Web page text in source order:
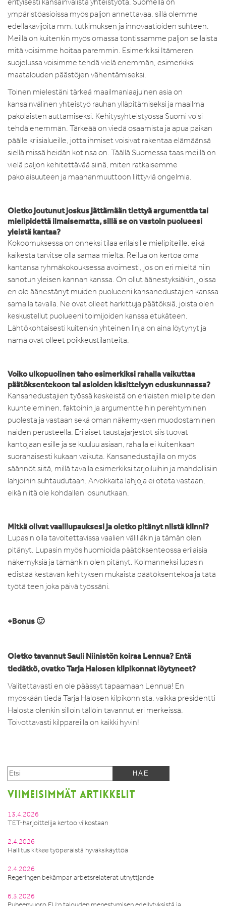
ympäristöasioissa myös paljon annettavaa, sillä olemme
edelläkävijöitä mm. tutkimuksen ja innovaatioiden suhteen.
Meillä on kuitenkin myös omassa tontissamme paljon sellaista
mitä voisimme hoitaa paremmin. Esimerkiksi Itämeren
suojelussa voisimme tehdä vielä enemmän, esimerkiksi
maatalouden päästöjen vähentämiseksi.
Toinen mielestäni tärkeä maailmanlaajuinen asia on
kansainvälinen yhteistyö rauhan ylläpitämiseksi ja maailma
pakolaisten auttamiseksi. Kehitysyhteistyössä Suomi voisi
tehdä enemmän. Tärkeää on viedä osaamista ja apua paikan
päälle kriisialueille, jotta ihmiset voisivat rakentaa elämäänsä
siellä missä heidän kotinsa on. Täällä Suomessa taas meillä on
vielä paljon kehitettävää siinä, miten ratkaisemme
pakolaisuuteen ja maahanmuuttoon liittyviä ongelmia.
Oletko joutunut joskus jättämään tiettyä argumenttia tai
mielipidettä ilmaisematta, sillä se on vastoin puolueesi
yleistä kantaa?
Kokoomuksessa on onneksi tilaa erilaisille mielipiteille, eikä
kaikesta tarvitse olla samaa mieltä. Reilua on kertoa oma
kantansa ryhmäkokouksessa avoimesti, jos on eri mieltä niin
sanotun yleisen kannan kanssa. On ollut äänestyksiäkin, joissa
en ole äänestänyt muiden puolueeni kansanedustajien kanssa
samalla tavalla. Ne ovat olleet harkittuja päätöksiä, joista olen
keskustellut puolueeni toimijoiden kanssa etukäteen.
Lähtökohtaisesti kuitenkin yhteinen linja on aina löytynyt ja
nämä ovat olleet poikkeustilanteita.
Voiko ulkopuolinen taho esimerkiksi rahalla vaikuttaa
päätöksentekoon tai asioiden käsittelyyn eduskunnassa?
Kansanedustajien työssä keskeistä on erilaisten mielipiteiden
kuunteleminen, faktoihin ja argumentteihin perehtyminen
puolesta ja vastaan sekä oman näkemyksen muodostaminen
näiden perusteella. Erilaiset taustajärjestöt siis tuovat
kantojaan esille ja se kuuluu asiaan, rahalla ei kuitenkaan
suoranaisesti kukaan vaikuta. Kansanedustajilla on myös
säännöt siitä, millä tavalla esimerkiksi tarjoiluihin ja mahdollisiin
lahjoihin suhtaudutaan. Arvokkaita lahjoja ei oteta vastaan,
eikä niitä ole kohdalleni osunutkaan.
Mitkä olivat vaalilupauksesi ja oletko pitänyt niistä kiinni?
Lupasin olla tavoitettavissa vaalien välilläkin ja tämän olen
pitänyt. Lupasin myös huomioida päätöksenteossa erilaisia
näkemyksiä ja tämänkin olen pitänyt. Kolmanneksi lupasin
edistää kestävän kehityksen mukaista päätöksentekoa ja tätä
työtä teen joka päivä työssäni.
+Bonus 🙂
Oletko tavannut Sauli Niinistön koiraa Lennua? Entä
tiedätkö, ovatko Tarja Halosen kilpikonnat löytyneet?
Valitettavasti en ole päässyt tapaamaan Lennua! En
myöskään tiedä Tarja Halosen kilpikonnista, vaikka presidentti
Halosta olenkin silloin tällöin tavannut eri merkeissä.
Toivottavasti kilppareilla on kaikki hyvin!
VIIMEISIMMÄT ARTIKKELIT
13.4.2026
TET-harjoittelija kertoo viikostaan
2.4.2026
Hallitus kitkee työperäistä hyväksikäyttöä
2.4.2026
Regeringen bekämpar arbetsrelaterat utnyttjande
6.3.2026